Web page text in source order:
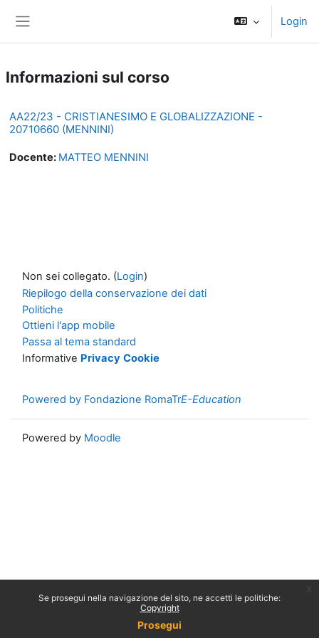
Se prosegui nella navigazione del sito, ne accetti le politiche:
Copyright
Prosegui
Login
Informazioni sul corso
AA22/23 - CRISTIANESIMO E GLOBALIZZAZIONE -
20710660 (MENNINI)
Docente: MATTEO MENNINI
Non sei collegato. (Login)
Riepilogo della conservazione dei dati
Politiche
Ottieni l'app mobile
Passa al tema standard
Informative Privacy Cookie
Powered by Fondazione RomaTrE-Education
Powered by Moodle